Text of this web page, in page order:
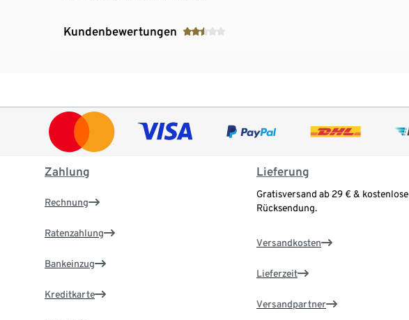
Kundenbewertungen
Zahlung
Rechnung
Ratenzahlung
Bankeinzug
Kreditkarte
Lieferung
Gratisversand ab 29 € & kostenlose
Rücksendung.
Versandkosten
Lieferzeit
Versandpartner